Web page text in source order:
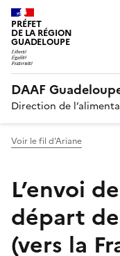
PRÉFET
DE LA RÉGION
GUADELOUPE
DAAF
Direction de
Voir le fil d'Ariane
L’envoi
départ
(vers la